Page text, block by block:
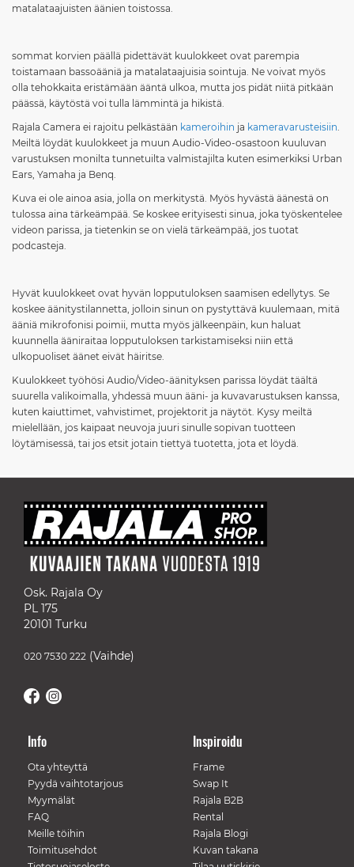
matalataajuisten äänien toistossa.
sommat korvien päällä pidettävät kuulokkeet ovat parempia
toistamaan bassoääniä ja matalataajuisia sointuja. Ne voivat myös
olla tehokkaita eristämään ääntä ulkoa, mutta jos pidät niitä pitkään
päässä, käytöstä voi tulla lämmintä ja hikistä.
Rajala Camera ei rajoitu pelkästään kameroihin ja kameravarusteisiin.
Meiltä löydät kuulokkeet ja muun Audio-Video-osastoon kuuluvan
varustuksen monilta tunnetuilta valmistajilta kuten esimerkiksi Urban
Ears, Yamaha ja Benq.
Kuva ei ole ainoa asia, jolla on merkitystä. Myös hyvästä äänestä on
tulossa aina tärkeämpää. Se koskee erityisesti sinua, joka työskentelee
videon parissa, ja tietenkin se on vielä tärkeämpää, jos tuotat
podcasteja.
Hyvät kuulokkeet ovat hyvän lopputuloksen saamisen edellytys. Se
koskee äänitystilannetta, jolloin sinun on pystyttävä kuulemaan, mitä
ääniä mikrofonisi poimii, mutta myös jälkeenpäin, kun haluat
kuunnella ääniraitaa lopputuloksen tarkistamiseksi niin että
ulkopuoliset äänet eivät häiritse.
Kuulokkeet työhösi Audio/Video-äänityksen parissa löydät täältä
suurella valikoimalla, yhdessä muun ääni- ja kuvavarustuksen kanssa,
kuten kaiuttimet, vahvistimet, projektorit ja näytöt. Kysy meiltä
mielellään, jos kaipaat neuvoja juuri sinulle sopivan tuotteen
löytämisessä, tai jos etsit jotain tiettyä tuotetta, jota et löydä.
Osk. Rajala Oy
PL 175
20101 Turku
020 7530 222 (Vaihde)
Info
Ota yhteyttä
Pyydä vaihtotarjous
Myymälät
FAQ
Meille töihin
Toimitusehdot
Inspiroidu
Frame
Swap It
Rajala B2B
Rental
Rajala Blogi
Kuvan takana